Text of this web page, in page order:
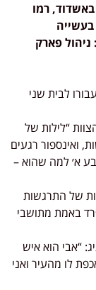
באשדוד, רמו
ניהול פארק
לבית שני
“לילות של
ואינספור רגעים
א׳ למה שהוא –
של התרגשות
באמת מתושבי
“אבי הוא איש
לו מהעיר ואני